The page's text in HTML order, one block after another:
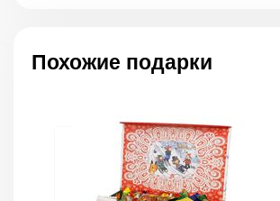
Похожие подарки